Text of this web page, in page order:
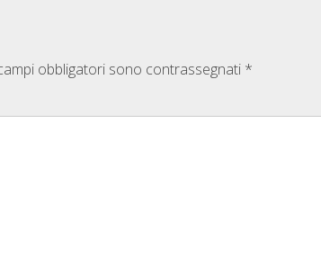
obbligatori sono contrassegnati *